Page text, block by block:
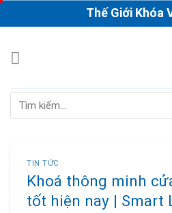
to
Thế Giới Khóa Vân
Tìm
TIN TỨC
Khoá thông minh
tốt hiện nay | Smart